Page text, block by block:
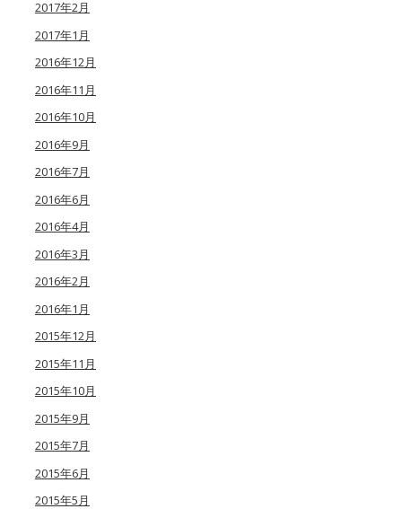
2017年2月
2017年1月
2016年12月
2016年11月
2016年10月
2016年9月
2016年7月
2016年6月
2016年4月
2016年3月
2016年2月
2016年1月
2015年12月
2015年11月
2015年10月
2015年9月
2015年7月
2015年6月
2015年5月